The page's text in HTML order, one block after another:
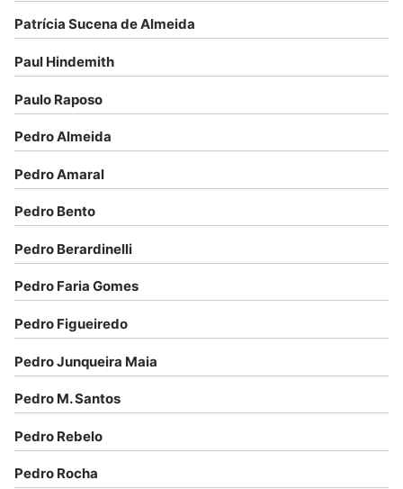
Patrícia Sucena de Almeida
Paul Hindemith
Paulo Raposo
Pedro Almeida
Pedro Amaral
Pedro Bento
Pedro Berardinelli
Pedro Faria Gomes
Pedro Figueiredo
Pedro Junqueira Maia
Pedro M. Santos
Pedro Rebelo
Pedro Rocha